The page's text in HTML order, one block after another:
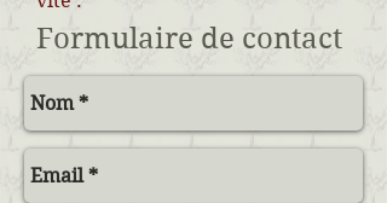
Formulaire de contact